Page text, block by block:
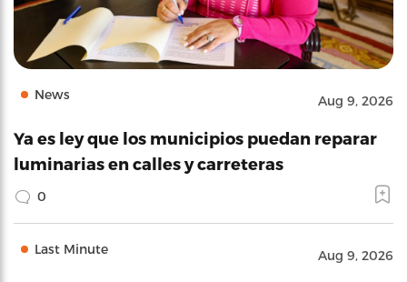
News Aug 9, 2026
Ya es ley que los municipios puedan reparar
luminarias en calles y carreteras
0
Last Minute Aug 9, 2026